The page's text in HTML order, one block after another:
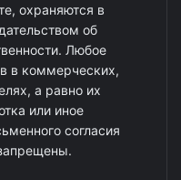
охраняются в
об
Любое
в коммерческих,
а равно их
или иное
согласия